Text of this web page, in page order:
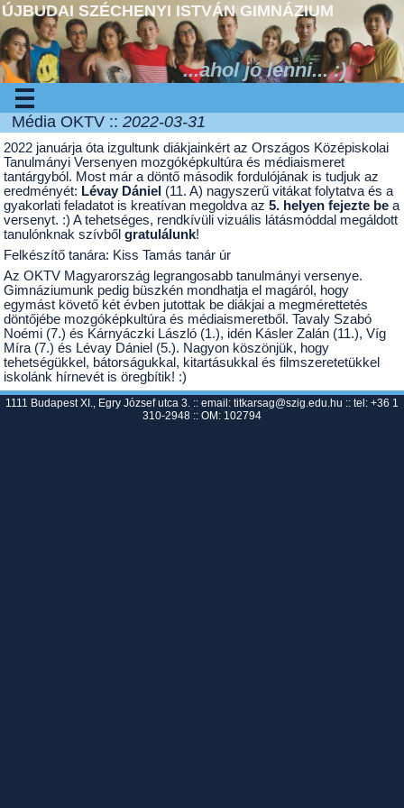
ÚJBUDAI SZÉCHENYI ISTVÁN GIMNÁZIUM
...ahol jó lenni... :)
Média OKTV ::2022-03-31
2022 januárja óta izgultunk diákjainkért az Országos Középiskolai
Tanulmányi Versenyen mozgóképkultúra és médiaismeret
tantárgyból. Most már a döntő második fordulójának is tudjuk az
eredményét: Lévay Dániel (11. A) nagyszerű vitákat folytatva és a
gyakorlati feladatot is kreatívan megoldva az5. helyen fejezte be a
versenyt. :) A tehetséges, rendkívüli vizuális látásmóddal megáldott
tanulónknak szívbőlgratulálunk!
Felkészítő tanára: Kiss Tamás tanár úr
Az OKTV Magyarország legrangosabb tanulmányi versenye.
Gimnáziumunk pedig büszkén mondhatja el magáról, hogy
egymást követő két évben jutottak be diákjai a megmérettetés
döntőjébe mozgóképkultúra és médiaismeretből. Tavaly Szabó
Noémi (7.) és Kárnyáczki László (1.), idén Kásler Zalán (11.), Víg
Míra (7.) és Lévay Dániel (5.). Nagyon köszönjük, hogy
tehetségükkel, bátorságukkal, kitartásukkal és filmszeretetükkel
iskolánk hírnevét is öregbítik! :)
1111 Budapest XI., Egry József utca 3. :: email: titkarsag@szig.edu.hu :: tel: +36 1
310-2948 :: OM: 102794